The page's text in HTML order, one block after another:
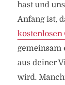
hast und
Anfang ist,
kostenlosen
gemeinsam
aus deiner
wird.